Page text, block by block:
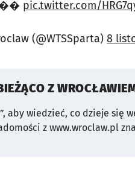
pic.twitter.com/
(@WTSSparta) 8
Z
aby wiedzieć, co dzieje się
z www.wroclaw.pl